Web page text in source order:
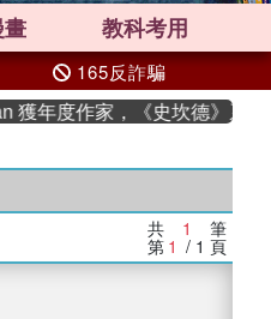
教科考用
165反詐騙
年度作家，《史坎德》系列帶
共 1 筆
第 1 / 1 頁